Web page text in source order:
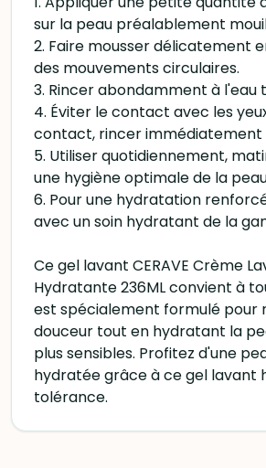
sur la peau préalablement
2. Faire mousser délicatement
des mouvements circulaires.
3. Rincer abondamment à l'eau
4. Éviter le contact avec les
contact, rincer immédiatement
5. Utiliser quotidiennement,
une hygiène optimale de la
6. Pour une hydratation
avec un soin hydratant de la
Ce gel lavant CERAVE Crème
Hydratante 236ML convient à
est spécialement formulé pour
douceur tout en hydratant la
plus sensibles. Profitez d'une
hydratée grâce à ce gel lavant
tolérance.